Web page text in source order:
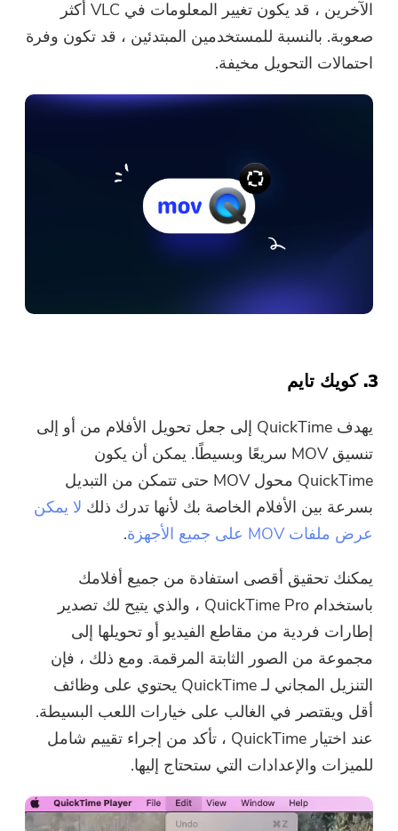
الآخرين ، قد يكون تغيير المعلومات في VLC أكثر
صعوبة. بالنسبة للمستخدمين المبتدئين ، قد تكون وفرة
احتمالات التحويل مخيفة.
3. كويك تايم
يهدف QuickTime إلى جعل تحويل الأفلام من أو إلى
تنسيق MOV سريعًا وبسيطًا. يمكن أن يكون
QuickTime محول MOV حتى تتمكن من التبديل
بسرعة بين الأفلام الخاصة بك لأنها تدرك ذلك لا يمكن
عرض ملفات MOV على جميع الأجهزة
.
يمكنك تحقيق أقصى استفادة من جميع أفلامك
باستخدام QuickTime Pro ، والذي يتيح لك تصدير
إطارات فردية من مقاطع الفيديو أو تحويلها إلى
مجموعة من الصور الثابتة المرقمة. ومع ذلك ، فإن
التنزيل المجاني لـ QuickTime يحتوي على وظائف
أقل ويقتصر في الغالب على خيارات اللعب البسيطة.
عند اختيار QuickTime ، تأكد من إجراء تقييم شامل
للميزات والإعدادات التي ستحتاج إليها.